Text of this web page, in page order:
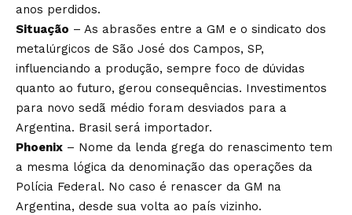
anos perdidos.
Situação – As abrasões entre a GM e o sindicato dos
metalúrgicos de São José dos Campos, SP,
influenciando a produção, sempre foco de dúvidas
quanto ao futuro, gerou consequências. Investimentos
para novo sedã médio foram desviados para a
Argentina. Brasil será importador.
Phoenix – Nome da lenda grega do renascimento tem
a mesma lógica da denominação das operações da
Polícia Federal. No caso é renascer da GM na
Argentina, desde sua volta ao país vizinho.